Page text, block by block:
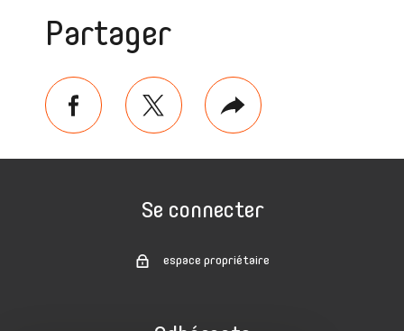
Partager
facebooktwitter Plus
de
partage
Se connecter
espace propriétaire